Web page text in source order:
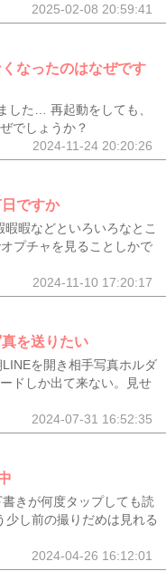
2025-02-08 20:59:41
なったのはなぜです
した… 再起動をしても、
でしょうか？
2024-11-24 20:20:26
ですか
暇などといろいろなとこ
プチャを見ることしかで
2024-11-10 17:20:17
を送りたい
を開き相手写真ホルダ
ドしか出て来ない。見せ
2024-07-31 16:52:35
きが何度タップしても読
し前の撮りだめは見れる
2024-04-26 16:12:01